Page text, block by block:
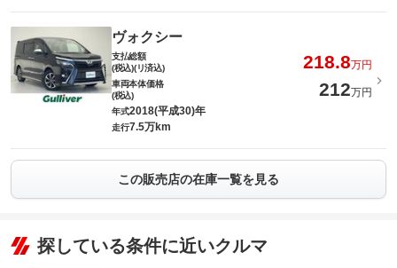
ヴォクシー
支払総額
(税込)(リ済込)
218.8万円
車両本体価格
(税込)
212万円
年式2018(平成30)年
走行7.5万km
この販売店の在庫一覧を見る
探している条件に近いクルマ